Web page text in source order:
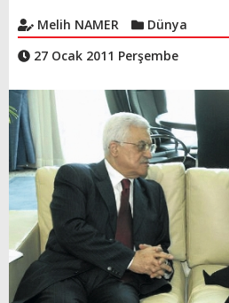
Melih NAMER
Dünya
27 Ocak 2011 Perşembe